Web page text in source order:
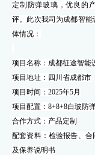
定制防弹玻璃，优良的
评。此次我司为成都智
体情况：
项目名称： 成都征途智能
项目地址： 四川省成都市
项目时间： 2025年5月
项目配置： 8+8+8白玻防
合作方式：产品定制
配套资料：检验报告、
及保养说明书